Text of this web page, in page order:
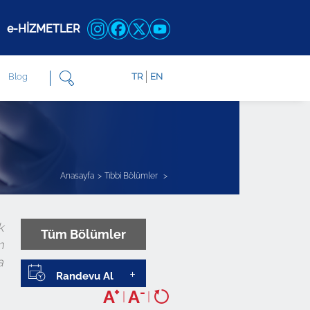
e-HİZMETLER
Blog TR EN
Anasayfa Tıbbi Bölümler
Tüm Bölümler
Randevu Al
A+ A-